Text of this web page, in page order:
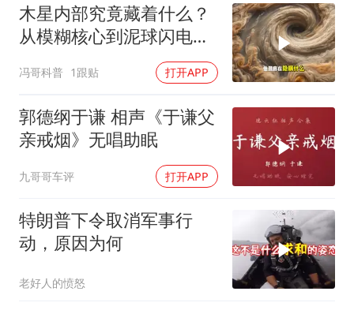
木星内部究竟藏着什么？
从模糊核心到泥球闪电，
冯哥科普 1跟贴 打开APP
郭德纲于谦 相声《于谦父
亲戒烟》无唱助眠
九哥哥车评 打开APP
特朗普下令取消军事行
动，原因为何
老好人的愤怒